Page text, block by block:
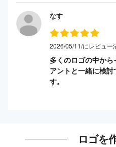
なす
2026/05/11/にレビュー
多くのロゴの中か
アントと一緒に検
す。
ロゴを